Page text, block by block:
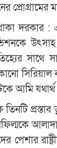
দরকার
উৎসাহ
সাথে
সিরিয়াল
আমি
প্রস্তাব